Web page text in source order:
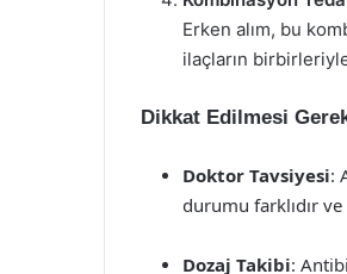
Erken alım, bu
ilaçların
Dikkat Edilmesi
Doktor Tavsiyesi:
durumu farklıdır
Dozaj Takibi: